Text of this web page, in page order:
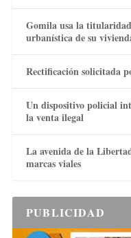
Gomila usa la
urbanística de su
Rectificación solicitada
Un dispositivo policial
la venta ilegal
La avenida de la
marcas viales
PUBLICIDAD